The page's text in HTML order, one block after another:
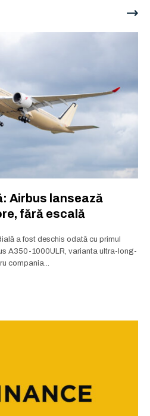
Airbus lansează
fără escală
a fost deschis odată cu primul
A350-1000ULR, varianta ultra-long-
compania...